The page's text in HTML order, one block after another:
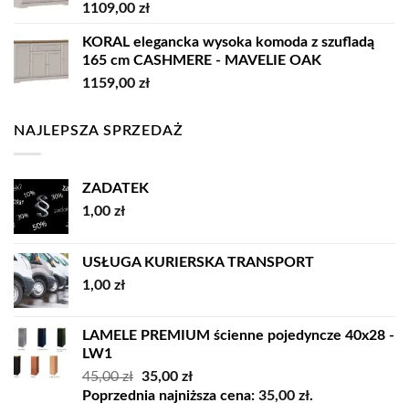
1109,00 zł
KORAL elegancka wysoka komoda z szufladą
165 cm CASHMERE - MAVELIE OAK
1159,00 zł
NAJLEPSZA SPRZEDAŻ
ZADATEK
1,00 zł
USŁUGA KURIERSKA TRANSPORT
1,00 zł
LAMELE PREMIUM ścienne pojedyncze 40x28 -
LW1
45,00zł Pierwotna
cena
35,00 złAktualna
cena
Poprzednia najniższa cena: 35,00 zł.